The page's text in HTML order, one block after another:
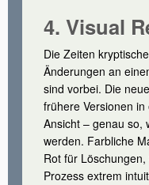
4. Visual
Die Zeiten
Änderungen an
sind vorbei. Die
frühere Versionen
Ansicht – genau so,
werden. Farbliche
Rot für
Prozess extrem